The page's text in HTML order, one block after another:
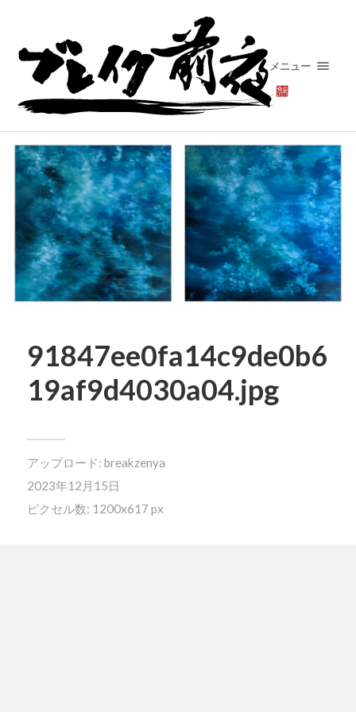
メニュー
91847ee0fa14c9de0b6
19af9d4030a04.jpg
アップロード: breakzenya
2023年12月15日
ピクセル数: 1200x617 px